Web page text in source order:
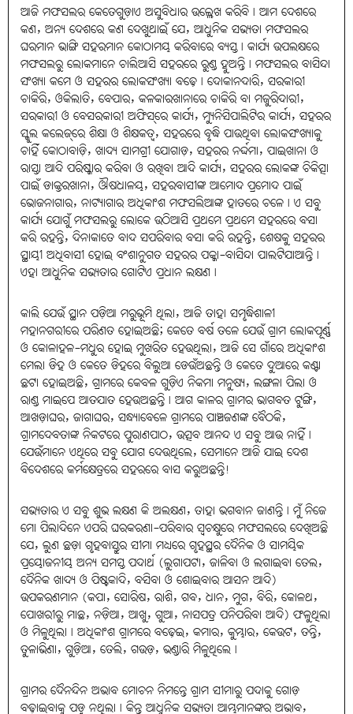
ଆଜି ମଫସଲର କେତେଗୁଡ଼ାଏ ଅସୁବିଧାର ଉଲ୍ଲେଖ କରିବି। ଆମ ଦେଶରେ
କଣ, ଅନ୍ୟ ଦେଶରେ କଣ ଦେଖୁଥାଇଁ ଯେ, ଆଧୁନିକ ସଭ୍ୟତା ମଫସଲର
ଘରମାନ ଭାଙ୍ଗି ସହରମାନ କୋଠାମୟ କରିବାରେ ବ୍ୟସ୍ତ। କାର୍ଯ୍ୟ ଉପଲକ୍ଷରେ
ମଫସଲରୁ ଲୋକମାନେ ଚାଲିଆସି ସହରରେ ରୁଣ୍ଡ ହୁଅନ୍ତି। ମଫସଲର ବାସିନ୍ଦା
ସଂଖ୍ୟା କମେ ଓ ସହରର ଲୋକସଂଖ୍ୟା ବଢ଼େ। ଦୋକାନଦାରି, ସରକାରୀ
ଚାକିରି, ଓକିଲାତି, ବେପାର, କଳକାରଖାନାରେ ଚାକିରି ବା ମଜୁରିଦାରୀ,
ସରକାରୀ ଓ ବେସରକାରୀ ଅଫିସ୍‌ରେ କାର୍ଯ୍ୟ, ମ୍ୟୁନିସିପାଲିଟିର କାର୍ଯ୍ୟ, ସହରର
ସ୍କୁଲ କଲେଜ୍‌ରେ ଶିକ୍ଷା ଓ ଶିକ୍ଷକତ୍ବ, ସହରରେ ବୃଦ୍ଧି ପାଉଥିବା ଲୋକସଂଖ୍ୟାକୁ
ଚାହିଁ କୋଠାବାଡ଼ି, ଖାଦ୍ୟ ସାମଗ୍ରୀ ଯୋଗାଡ଼, ସହରର ନର୍ଦ୍ଦମା, ପାଇଖାନା ଓ
ରାସ୍ତା ଆଦି ପରିଷ୍କାର କରିବା ଓ ରଖିବା ଆଦି କାର୍ଯ୍ୟ, ସହରର ଲୋକଙ୍କ ଚିକିତ୍ସା
ପାଇଁ ଡାକ୍ତରଖାନା, ଔଷଧାଳୟ, ସହରବାସୀଙ୍କ ଆମୋଦ ପ୍ରମୋଦ ପାଇଁ
ଭୋଜନାଗାର, ନାଟ୍ୟାଗାର ଅଧିକାଂଶ ମଫସଲିଆଙ୍କ ହାତରେ ଚଳେ। ଏ ସବୁ
କାର୍ଯ୍ୟ ଯୋଗୁଁ ମଫସଲରୁ ଲୋକେ ଉଠିଆସି ପ୍ରଥମେ ପ୍ରଥମେ ସହରରେ ବସା
କରି ରହନ୍ତି, ଦିନାକାତେ ବାଦ ସପରିବାର ବସା କରି ରହନ୍ତି, ଶେଷକୁ ସହରର
ସ୍ଥାୟୀ ଅଧିବାସୀ ହୋଇ ବଂଶାନୁଗତ ସହରର ପକ୍କା-ବାସିନ୍ଦା ପାଲଟିଯାଆନ୍ତି।
ଏହା ଆଧୁନିକ ସଭ୍ୟତାର ଗୋଟିଏ ପ୍ରଧାନ ଲକ୍ଷଣ।
କାଲି ଯେଉଁ ସ୍ଥାନ ପଡ଼ିଆ ମରୁଭୂମି ଥିଲା, ଆଜି ତାହା ସମୃଦ୍ଧିଶାଳୀ
ମହାନଗରୀରେ ପରିଣତ ହୋଇଅଛି; କେତେ ବର୍ଷ ତଳେ ଯେଉଁ ଗ୍ରାମ ଲୋକପୂର୍ଣ୍ଣ
ଓ କୋଳାହଳ-ମଧୁର ହୋଇ ମୁଖରିତ ହେଉଥିଲା, ଆଜି ସେ ଗାଁରେ ଅଧିକାଂଶ
ମେଲା ଡିହ ଓ କେତେ ଡିହରେ ବିଲୁଆ ଡେଉଁଅଛନ୍ତି ଓ କେତେ ଦୁଆରେ କଣ୍ଟା
ଛଟା ହୋଇଅଛି, ଗ୍ରାମରେ କେବଳ ଗୁଡ଼ିଏ ନିକମା ମନୁଷ୍ୟ, ଲଙ୍ଗଳା ପିଲା ଓ
ରାଣ୍ଡ ମାଇପେ ଆତଯାତ ହେଉଅଛନ୍ତି। ଆଗ କାଳର ଗ୍ରାମର ଭାଗବତ ଟୁଙ୍ଗି,
ଆଖଡ଼ାଘର, ଜାଗାଘର, ସନ୍ଧ୍ୟାବେଳେ ଗ୍ରାମରେ ପାଞ୍ଚଜଣଙ୍କ ବୈଠକି,
ଗ୍ରାମଦେବତାଙ୍କ ନିକଟରେ ପୁରାଣପାଠ, ଉତ୍ସବ ଆନନ୍ଦ ଏ ସବୁ ଆଉ ନାହିଁ।
ଯେଉଁମାନେ ଏଥିରେ ସବୁ ଯୋଗ ଦେଉଥିଲେ, ସେମାନେ ଆଜି ଯାଇ ଦେଶ
ବିଦେଶରେ କର୍ମକ୍ଷେତ୍ରରେ ସହରରେ ବାସ କରୁଅଛନ୍ତି!
ସଭ୍ୟତାର ଏ ସବୁ ଶୁଭ ଲକ୍ଷଣ କି ଅଲକ୍ଷଣ, ତାହା ଭଗବାନ ଜାଣନ୍ତି। ମୁଁ ନିଜେ
ମୋ ପିଲାଦିନେ ଏପରି ଘରକରଣା-ପରିବାର ସ୍ୱଚକ୍ଷୁରେ ମଫସଲରେ ଦେଖିଅଛି
ଯେ, ଲୁଣ ଛଡ଼ା ଗୃହବାସ୍ତୁର ସୀମା ମଧ୍ୟରେ ଗୃହସ୍ଥର ଦୈନିକ ଓ ସାମୟିକ
ପ୍ରୟୋଜନୀୟ ଅନ୍ୟ ସମସ୍ତ ପଦାର୍ଥ (ଲୁଗାପଟା, ଜାଳିବା ଓ ଲଗାଇବା ତେଲ,
ଦୈନିକ ଖାଦ୍ୟ ଓ ପିଷ୍ଟକାଦି, ବସିବା ଓ ଶୋଇବାର ଆସନ ଆଦି)
ଉପକରଣମାନ (କପା, ସୋରିଷ, ରାଶି, ଗବ, ଧାନ, ମୁଗ, ବିରି, କୋଳଥ,
ପୋଖରୀରୁ ମାଛ, ନଡ଼ିଆ, ଆଖୁ, ଗୁଆ, ନାସପତ୍ର ପନିପରିବା ଆଦି) ଫଳୁଥିଲା
ଓ ମିଳୁଥିଲା। ଅଧିକାଂଶ ଗ୍ରାମରେ ବଢ଼େଇ, କମାର, କୁମ୍ଭାର, କେଉଟ, ତନ୍ତି,
ତୁଳାଭିଣା, ଗୁଡ଼ିଆ, ତେଲି, ଗଉଡ଼, ଭଣ୍ଡାରି ମିଳୁଥିଲେ।
ଗ୍ରାମର ଦୈନନ୍ଦିନ ଅଭାବ ମୋଚନ ନିମନ୍ତେ ଗ୍ରାମ ସୀମାରୁ ପଦାକୁ ଗୋଡ଼
ବଢ଼ାଇବାକୁ ପଡ଼ୁ ନଥିଲା। କିନ୍ତୁ ଆଧୁନିକ ସଭ୍ୟତା ଆମ୍ଭମାନଙ୍କର ଅଭାବ,